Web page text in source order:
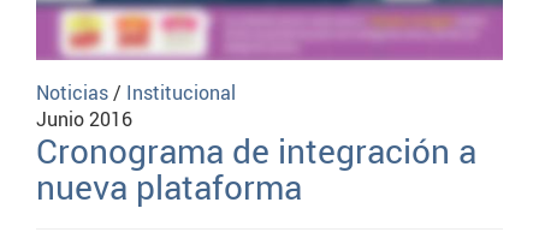
Noticias/ Institucional
Junio 2016
Cronograma de integración a
nueva plataforma